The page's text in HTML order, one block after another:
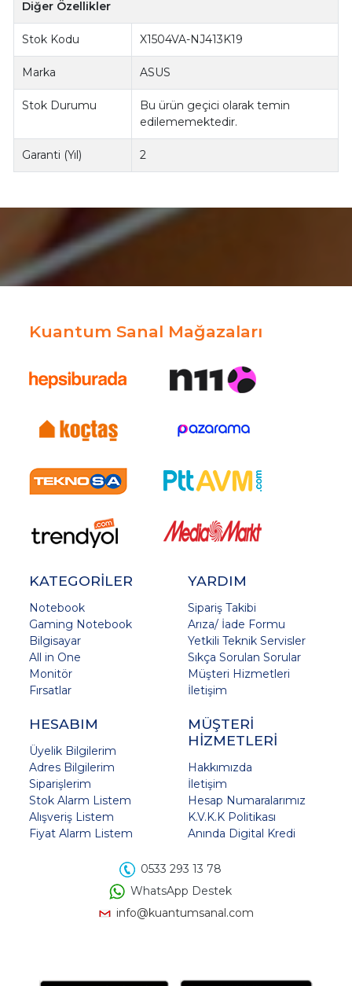
Diğer Özellikler
Stok Kodu X1504VA-NJ413K19
Marka ASUS
Stok Durumu
Bu ürün geçici olarak temin
edilememektedir.
Garanti (Yıl) 2
Kuantum Sanal Mağazaları
KATEGORİLER
Notebook
Gaming Notebook
Bilgisayar
All in One
Monitör
Fırsatlar
YARDIM
Sipariş Takibi
Arıza/ İade Formu
Yetkili Teknik Servisler
Sıkça Sorulan Sorular
Müşteri Hizmetleri
İletişim
HESABIM
Üyelik Bilgilerim
Adres Bilgilerim
Siparişlerim
Stok Alarm Listem
Alışveriş Listem
Fiyat Alarm Listem
MÜŞTERİ
HİZMETLERİ
Hakkımızda
İletişim
Hesap Numaralarımız
K.V.K.K Politikası
Anında Digital Kredi
0533 293 13 78
WhatsApp Destek
info@kuantumsanal.com